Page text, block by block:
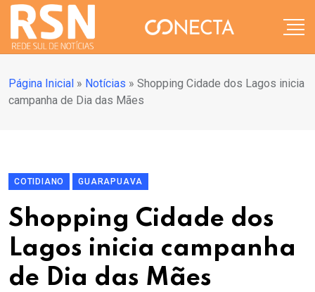
Página Inicial » Notícias » Shopping Cidade dos Lagos inicia
campanha de Dia das Mães
COTIDIANO GUARAPUAVA
Shopping Cidade dos
Lagos inicia campanha
de Dia das Mães